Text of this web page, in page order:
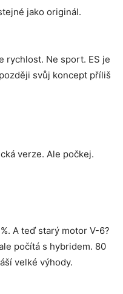
jako originál.
rychlost. Ne sport. ES je
svůj koncept příliš
verze. Ale počkej.
A teď starý motor V-6?
počítá s hybridem. 80
velké výhody.